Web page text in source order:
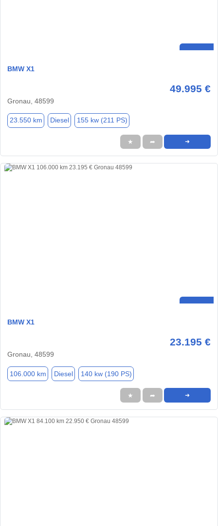
BMW X1
49.995 €
Gronau, 48599
23.550 km Diesel 155 kw (211 PS)
★ ➦ ➜
BMW X1
23.195 €
Gronau, 48599
106.000 km Diesel 140 kw (190 PS)
★ ➦ ➜